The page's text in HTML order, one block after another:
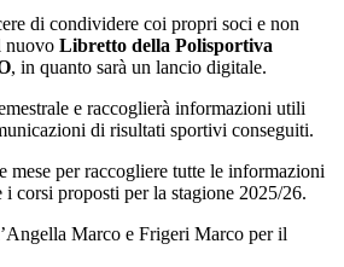
di condividere coi propri soci e non
nuovo Libretto della Polisportiva
, in quanto sarà un lancio digitale.
e raccoglierà informazioni utili
di risultati sportivi conseguiti.
mese per raccogliere tutte le informazioni
corsi proposti per la stagione 2025/26.
Marco e Frigeri Marco per il